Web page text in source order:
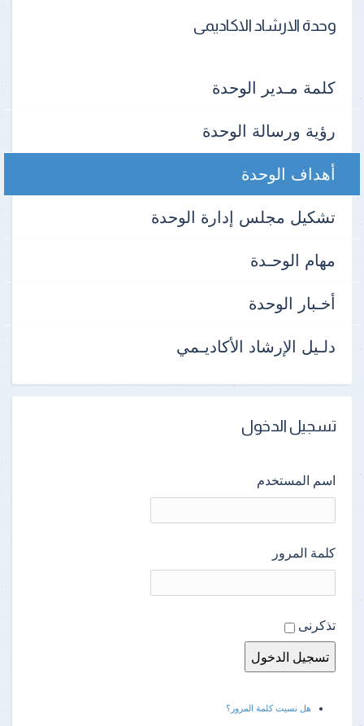
وحدة الارشاد الاكاديمى
كلمة مـدير الوحدة
رؤية ورسالة الوحدة
أهداف الوحدة
تشكيل مجلس إدارة الوحدة
مهام الوحـدة
أخـبار الوحدة
دلـيل الإرشاد الأكاديـمي
تسجيل الدخول
اسم المستخدم
كلمة المرور
تذكرنى
هل نسيت كلمة المرور؟